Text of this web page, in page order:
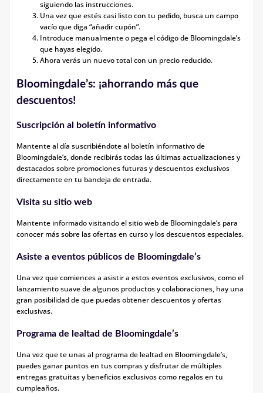
siguiendo las instrucciones.
Una vez que estés casi listo con tu pedido, busca un campo
vacío que diga “añadir cupón”.
Introduce manualmente o pega el código de Bloomingdale’s
que hayas elegido.
Ahora verás un nuevo total con un precio reducido.
Bloomingdale’s: ¡ahorrando más que
descuentos!
Suscripción al boletín informativo
Mantente al día suscribiéndote al boletín informativo de
Bloomingdale’s, donde recibirás todas las últimas actualizaciones y
destacados sobre promociones futuras y descuentos exclusivos
directamente en tu bandeja de entrada.
Visita su sitio web
Mantente informado visitando el sitio web de Bloomingdale’s para
conocer más sobre las ofertas en curso y los descuentos especiales.
Asiste a eventos públicos de Bloomingdale’s
Una vez que comiences a asistir a estos eventos exclusivos, como el
lanzamiento suave de algunos productos y colaboraciones, hay una
gran posibilidad de que puedas obtener descuentos y ofertas
exclusivas.
Programa de lealtad de Bloomingdale’s
Una vez que te unas al programa de lealtad en Bloomingdale’s,
puedes ganar puntos en tus compras y disfrutar de múltiples
entregas gratuitas y beneficios exclusivos como regalos en tu
cumpleaños.